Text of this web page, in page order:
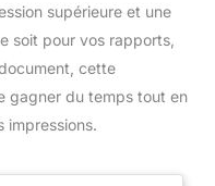
supérieure et une
soit pour vos rapports,
cette
gagner du temps tout en
impressions.